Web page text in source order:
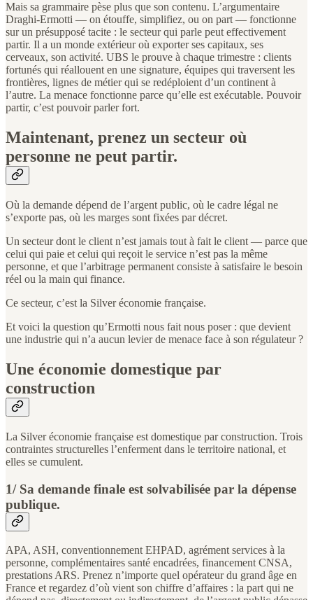
Mais sa grammaire pèse plus que son contenu. L’argumentaire
Draghi-Ermotti — on étouffe, simplifiez, ou on part — fonctionne
sur un présupposé tacite : le secteur qui parle peut effectivement
partir. Il a un monde extérieur où exporter ses capitaux, ses
cerveaux, son activité. UBS le prouve à chaque trimestre : clients
fortunés qui réallouent en une signature, équipes qui traversent les
frontières, lignes de métier qui se redéploient d’un continent à
l’autre. La menace fonctionne parce qu’elle est exécutable. Pouvoir
partir, c’est pouvoir parler fort.
Maintenant, prenez un secteur où
personne ne peut partir.
Où la demande dépend de l’argent public, où le cadre légal ne
s’exporte pas, où les marges sont fixées par décret.
Un secteur dont le client n’est jamais tout à fait le client — parce que
celui qui paie et celui qui reçoit le service n’est pas la même
personne, et que l’arbitrage permanent consiste à satisfaire le besoin
réel ou la main qui finance.
Ce secteur, c’est la Silver économie française.
Et voici la question qu’Ermotti nous fait nous poser : que devient
une industrie qui n’a aucun levier de menace face à son régulateur ?
Une économie domestique par
construction
La Silver économie française est domestique par construction. Trois
contraintes structurelles l’enferment dans le territoire national, et
elles se cumulent.
1/ Sa demande finale est solvabilisée par la dépense
publique.
APA, ASH, conventionnement EHPAD, agrément services à la
personne, complémentaires santé encadrées, financement CNSA,
prestations ARS. Prenez n’importe quel opérateur du grand âge en
France et regardez d’où vient son chiffre d’affaires : la part qui ne